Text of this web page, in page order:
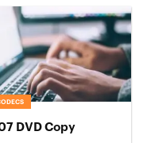
DVD Copy